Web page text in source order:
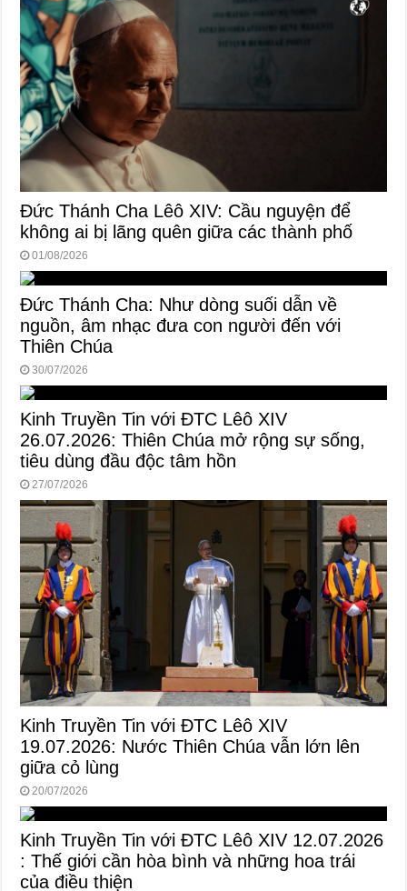
Đức Thánh Cha Lêô XIV: Cầu nguyện để
không ai bị lãng quên giữa các thành phố
01/08/2026
Đức Thánh Cha: Như dòng suối dẫn về
nguồn, âm nhạc đưa con người đến với
Thiên Chúa
30/07/2026
Kinh Truyền Tin với ĐTC Lêô XIV
26.07.2026: Thiên Chúa mở rộng sự sống,
tiêu dùng đầu độc tâm hồn
27/07/2026
Kinh Truyền Tin với ĐTC Lêô XIV
19.07.2026: Nước Thiên Chúa vẫn lớn lên
giữa cỏ lùng
20/07/2026
Kinh Truyền Tin với ĐTC Lêô XIV 12.07.2026
: Thế giới cần hòa bình và những hoa trái
của điều thiện